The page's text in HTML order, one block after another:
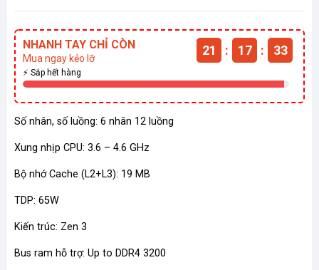
NHANH TAY CHỈ CÒN
Mua ngay kẻo lỡ
21 : 17 : 33
⚡ Sắp hết hàng
Số nhân, số luồng: 6 nhân 12 luồng
Xung nhịp CPU: 3.6 – 4.6 GHz
Bộ nhớ Cache (L2+L3): 19 MB
TDP: 65W
Kiến trúc: Zen 3
Bus ram hỗ trợ: Up to DDR4 3200